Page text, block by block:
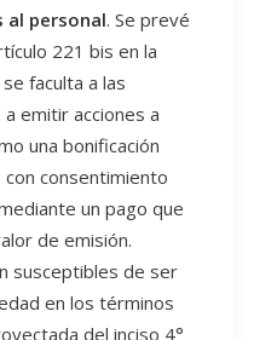
al personal. Se prevé
221 bis en la
faculta a las
emitir acciones a
una bonificación
consentimiento
un pago que
de emisión.
susceptibles de ser
en los términos
del inciso 4°